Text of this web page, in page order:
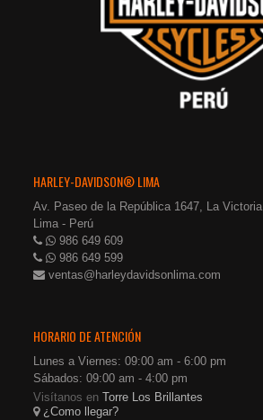
HARLEY-DAVIDSON® LIMA
Av. Paseo de la República 1647, La Victoria
Lima - Perú
986 649 609
986 649 599
ventas@harleydavidsonlima.com
HORARIO DE ATENCIÓN
Lunes a Viernes: 09:00 am - 6:00 pm
Sábados: 09:00 am - 4:00 pm
Visítanos enTorre Los Brillantes
¿Como llegar?